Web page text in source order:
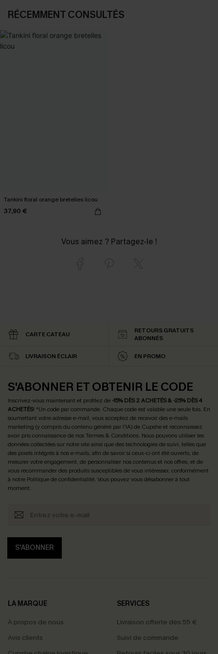
RÉCEMMENT CONSULTÉS
Tankini floral orange bretelles licou
37,90 €
Vous aimez ? Partagez-le !
CARTE CATEAU
RETOURS GRATUITS
ABONNÉS
LIVRAISON ÉCLAIR EN PROMO
S'ABONNER ET OBTENIR LE CODE
Inscrivez-vous maintenant et profitez de -15% DÈS 2 ACHETÉS & -25% DÈS 4
ACHETÉS! *Un code par commande. Chaque code est valable une seule fois. En
soumettant votre adresse e-mail, vous acceptez de recevoir des e-mails
marketing (y compris du contenu généré par l'IA) de Cupshe et reconnaissez
avoir pris connaissance de nosTermes & Conditions. Nous pouvons utiliser les
données collectées sur notre site ainsi que des technologies de suivi, telles que
des pixels intégrés à nos e-mails, afin de savoir si ceux-ci ont été ouverts, de
mesurer votre engagement, de personnaliser nos contenus et nos offres, et de
vous recommander des produits susceptibles de vous intéresser, conformément
à notre Politique de confidentialité. Vous pouvez vous désabonner à tout
moment.
S'ABONNER
LA MARQUE
À propos de nous
Avis clients
SERVICES
Livraison offerte dès 55 €
Suivi de commande